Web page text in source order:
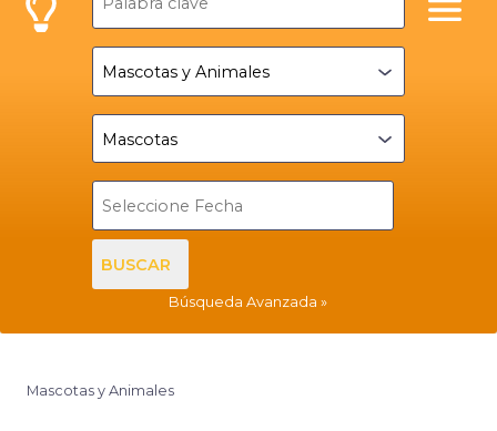
BUSCAR
Búsqueda Avanzada
Mascotas y Animales